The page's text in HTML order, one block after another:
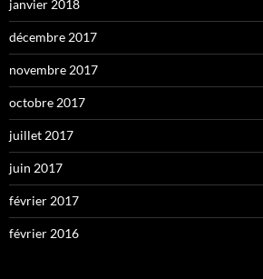
janvier 2018
décembre 2017
novembre 2017
octobre 2017
juillet 2017
juin 2017
février 2017
février 2016